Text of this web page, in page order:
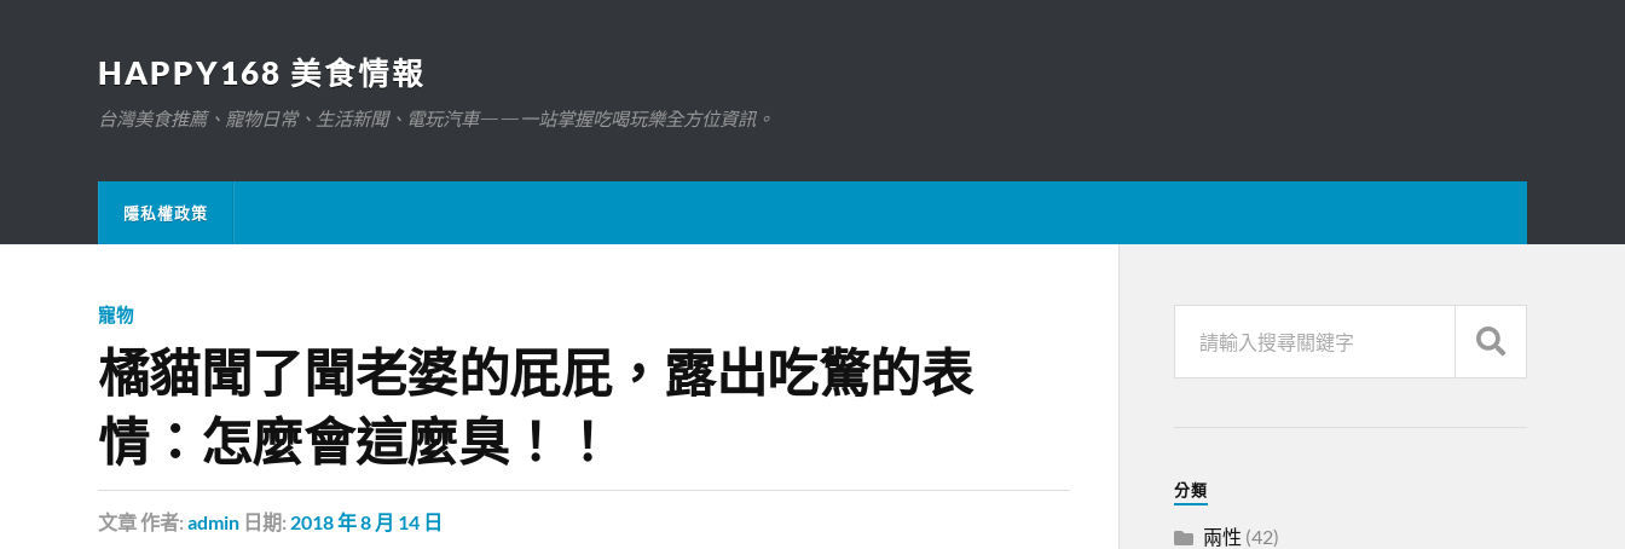
HAPPY168 美食情報
台灣美食推薦、寵物日常、生活新聞、電玩汽車——一站掌握吃喝玩樂全方位資訊。
隱私權政策
寵物
橘貓聞了聞老婆的屁屁，露出吃驚的表
情：怎麼會這麼臭！！
文章作者: admin 日期: 2018 年 8 月 14 日
分類
兩性 (42)